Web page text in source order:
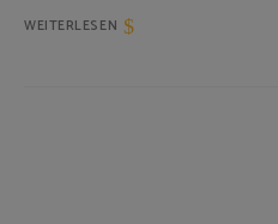
WEITERLESEN